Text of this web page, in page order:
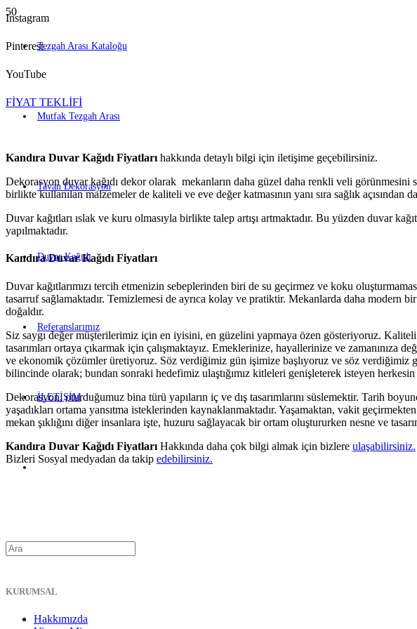
Instagram
Pinterest
YouTube
FİYAT TEKLİFİ
Tezgah Arası Kataloğu
Mutfak Tezgah Arası
Tavan Dekorasyon
Duvar Kağıdı
Referanslarımız
İLETİŞİM
Kandıra Duvar Kağıdı Fiyatları hakkında detaylı bilgi için iletişime geçebilirsiniz.
Dekorasyon duvar kağıdı dekor olarak mekanların daha güzel daha renkli veli
birlikte kullanılan malzemeler de kaliteli ve eve değer katmasının yanı sıra sağlık
Duvar kağıtları ıslak ve kuru olmasıyla birlikte talep artışı artmaktadır. Bu yüzden duvar
yapılmaktadır.
Kandıra Duvar Kağıdı Fiyatları
Duvar kağıtlarımızı tercih etmenizin sebeplerinden biri de su geçirmez ve koku
tasarruf sağlamaktadır. Temizlemesi de ayrıca kolay ve pratiktir. Mekanlarda daha modern
doğaldır.
Siz saygı değer müşterilerimiz için en iyisini, en güzelini yapmaya özen gösteriyoruz.
tasarımları ortaya çıkarmak için çalışmaktayız. Emeklerinize, hayallerinize ve zamanınıza
ve ekonomik çözümler üretiyoruz. Söz verdiğimiz gün işimize başlıyoruz ve söz verdiğimiz
bilincinde olarak; bundan sonraki hedefimiz ulaştığımız kitleleri genişleterek isteyen
Dekorasyon, oturduğumuz bina türü yapıların iç ve dış tasarımlarını süslemektir. Tarih
yaşadıkları ortama yansıtma isteklerinden kaynaklanmaktadır. Yaşamaktan, vakit
mekan şıklığını diğer insanlara işte, huzuru sağlayacak bir ortam oluştururken nesne ve
Kandıra Duvar Kağıdı Fiyatları Hakkında daha çok bilgi almak için bizlere ulaşabilirsiniz.
Bizleri Sosyal medyadan da takip edebilirsiniz.
KURUMSAL
Hakkımızda